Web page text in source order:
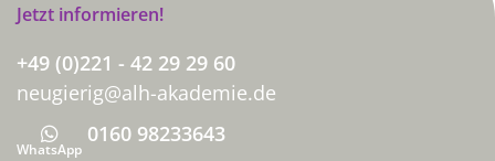
Jetzt informieren!
+49 (0)221 - 42 29 29 60
neugierig@alh-akademie.de
Whatsapp
WhatsApp
0160 98233643